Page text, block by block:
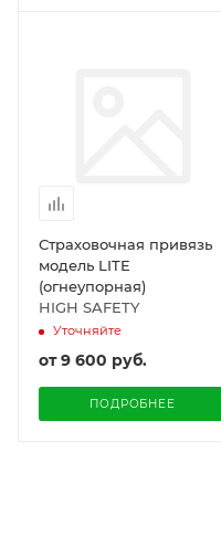
Страховочная привязь
модель LITE
(огнеупорная)
HIGH SAFETY
Уточняйте
от9 600 руб.
ПОДРОБНЕЕ